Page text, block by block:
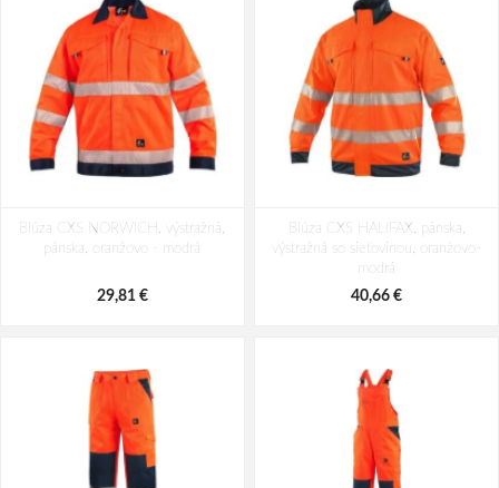
Blúza CXS NORWICH, výstražná,
pánska, oranžovo - modrá
29,81 €
Blúza CXS HALIFAX, pánska,
výstražná so sieťovinou, oranžovo-
modrá
40,66 €